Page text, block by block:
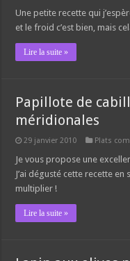
Une petite recette qui
et le froid c’est bien, mais
Lire la suite »
Papillote de
méridionales
29 janvier 2010 Plats
Je vous propose une
J’ai dégusté cette recette
multiplier !
Lire la suite »